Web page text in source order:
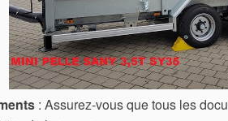
: Assurez-vous que tous les